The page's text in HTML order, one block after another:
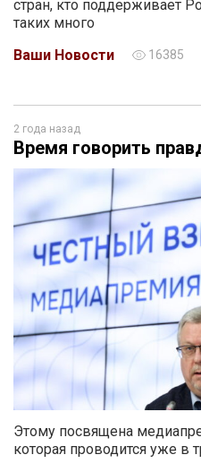
стран, кто поддерживает
таких много
Ваши Новости
16385
2 года назад
Время говорить
Этому посвящена
которая проводится уже в